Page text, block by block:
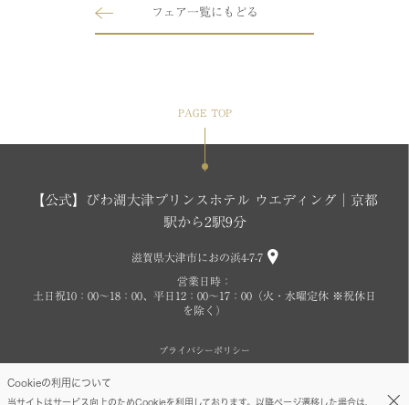
フェア一覧にもどる
Cookieの利用について
当サイトはサービス向上のためCookieを利用しております。以降ページ遷移した場合は、
PAGE TOP
【公式】びわ湖大津プリンスホテル ウエディング│京都
駅から2駅9分
滋賀県大津市におの浜4-7-7
営業日時：
土日祝10：00～18：00、平日12：00～17：00（火・水曜定休 ※祝休日
を除く）
プライバシーポリシー
Copyright © SEIBU PRINCE HOTELS WORLDWIDE INC. All rights reserved.